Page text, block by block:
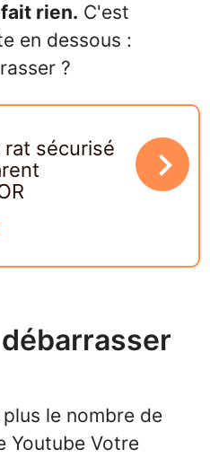
rien. C'est
en dessous :
?
rat sécurisé
navigate_next
le nombre de
Youtube Votre